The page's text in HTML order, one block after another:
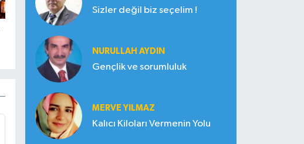
Sizler değil biz seçelim !
NURULLAH AYDIN
Gençlik ve sorumluluk
MERVE YILMAZ
Kalıcı Kiloları Vermenin Yolu